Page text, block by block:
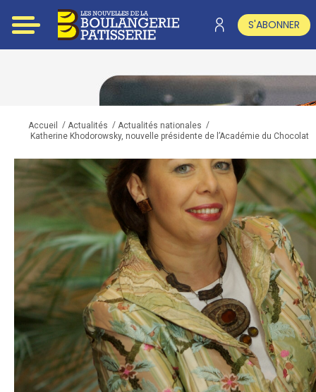
S'ABONNER
Accueil / Actualités / Actualités nationales /
Katherine Khodorowsky, nouvelle présidente de l’Académie du Chocolat